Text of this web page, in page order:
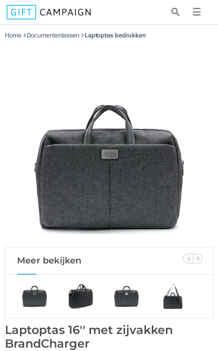
☰
Home Documententassen Laptoptas bedrukken
Meer bekijken
Laptoptas 16'' met zijvakken
BrandCharger